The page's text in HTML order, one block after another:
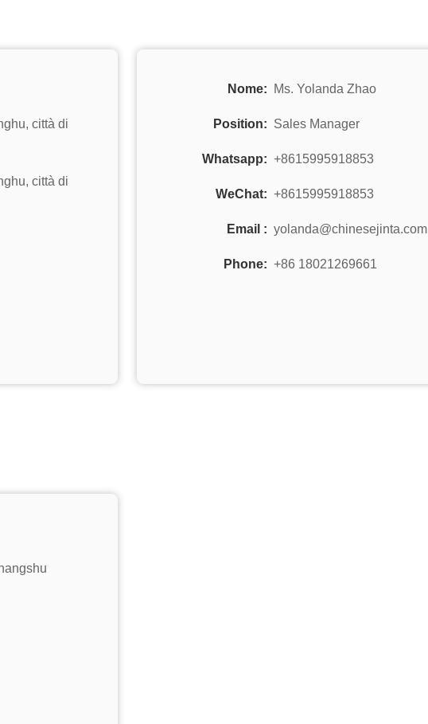
città di
città di
Nome: Ms. Yolanda Zhao
Position: Sales Manager
Whatsapp: +8615995918853
WeChat: +8615995918853
Email : yolanda@chinesejinta.com
Phone: +86 18021269661